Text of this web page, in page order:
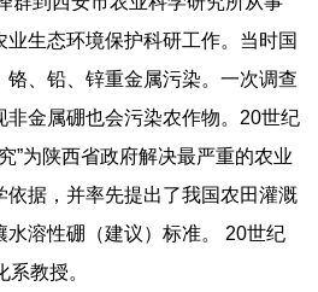
生态环境保护科研工作。当时国
铬、铅、锌重金属污染。一次调查
非金属硼也会污染农作物。20世纪
”为陕西省政府解决最严重的农业
依据，并率先提出了我国农田灌溉
水溶性硼（建议）标准。 20世纪
教授。